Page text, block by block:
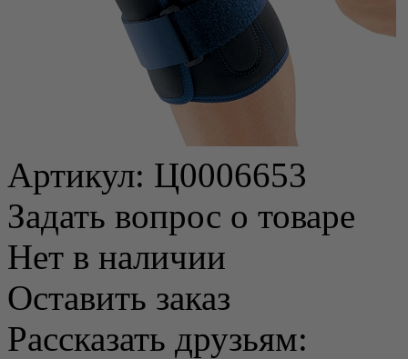
Артикул: Ц0006653
Задать вопрос о товаре
Нет в наличии
Оставить заказ
Рассказать друзьям: